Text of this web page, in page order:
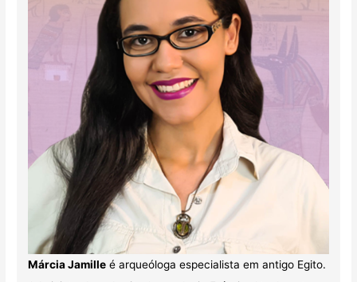
Márcia Jamilleé arqueóloga especialista em antigo Egito.